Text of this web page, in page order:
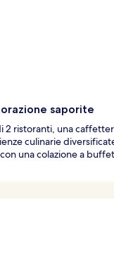
saporite
2 ristoranti, una
culinarie
una colazione a